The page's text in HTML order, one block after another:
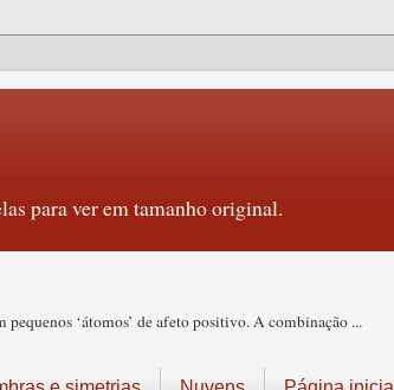
para ver em tamanho original.
‘átomos’ de afeto positivo. A combinação ...